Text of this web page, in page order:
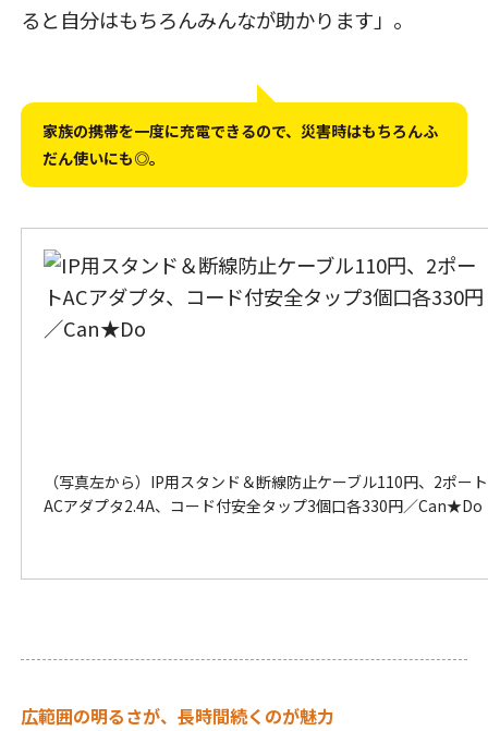
ると自分はもちろんみんなが助かります」。
家族の携帯を一度に充電できるので、災害時はもちろんふ
だん使いにも◎。
（写真左から）IP用スタンド＆断線防止ケーブル110円、2ポート
ACアダプタ2.4A、コード付安全タップ3個口各330円／Can★Do
広範囲の明るさが、長時間続くのが魅力